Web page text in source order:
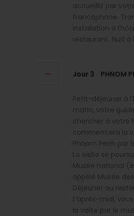
accueillis par
francophone.
installation à
restaurant. Nuit à
Jour 3 PHNOM
Petit-déjeuner à
matin, votre
chercher à votre
commencera la
Phnom Penh par
La visite se
Musée national
appelé Musée
Déjeuner au
L’après-midi,
la visite par le